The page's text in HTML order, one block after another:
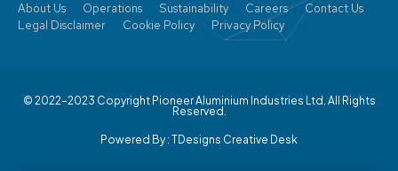
About Us Operations Sustainability Careers
Contact Us
Legal Disclaimer
Cookie Policy Privacy Policy
© 2022–2023 Copyright Pioneer Aluminium Industries Ltd. All Rights
Reserved.
Powered By : TDesigns Creative Desk